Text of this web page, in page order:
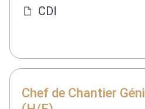
CDI
Chef de Chantier